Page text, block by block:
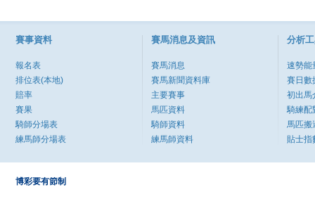
賽事資料
報名表
排位表(本地)
賠率
賽果
騎師分場表
練馬師分場表
賽馬消息及資訊
賽馬消息
賽馬新聞資料庫
主要賽事
馬匹資料
騎師資料
練馬師資料
分析
速勢能
賽日數
初出馬
騎練配
馬匹搬
貼士指
博彩要有節制